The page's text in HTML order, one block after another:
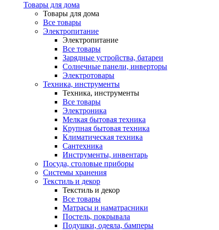
Товары для дома
Товары для дома
Все товары
Электропитание
Электропитание
Все товары
Зарядные устройства, батареи
Солнечные панели, инверторы
Электротовары
Техника, инструменты
Техника, инструменты
Все товары
Электроника
Мелкая бытовая техника
Крупная бытовая техника
Климатическая техника
Сантехника
Инструменты, инвентарь
Посуда, столовые приборы
Системы хранения
Текстиль и декор
Текстиль и декор
Все товары
Матрасы и наматрасники
Постель, покрывала
Подушки, одеяла, бамперы